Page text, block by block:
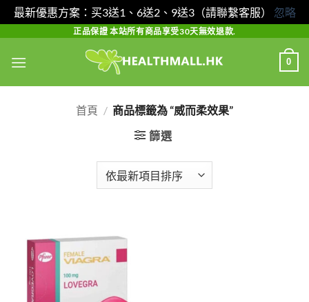
最新優惠方案：买3送1、6送2、9送3（請聯繫客服） 忽略
content
正品保證 本站所有商品享受30天無效退款.
0
首頁 / 商品標籤為 “威而柔效果”
篩選